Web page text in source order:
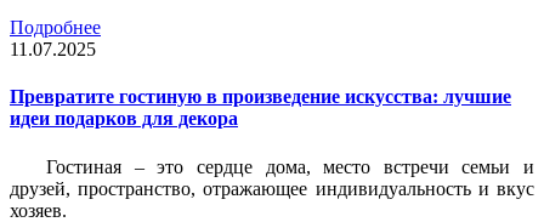
Подробнее
11.07.2025
Превратите гостиную в произведение искусства: лучшие
идеи подарков для декора
Гостиная – это сердце дома, место встречи семьи и
друзей, пространство, отражающее индивидуальность и вкус
хозяев.